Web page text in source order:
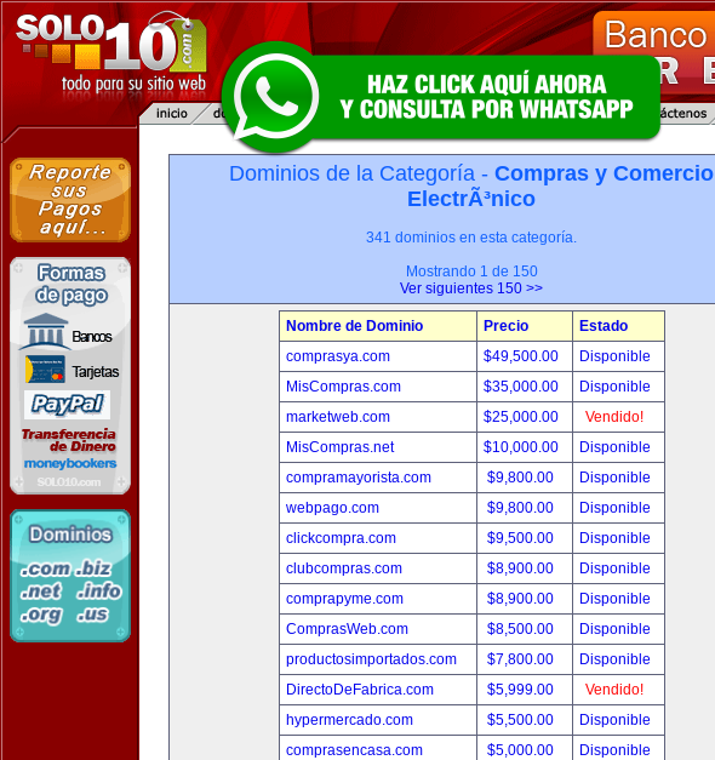
Dominios de la Categoría - Compras y Comercio
ElectrÃ³nico
341 dominios en esta categoría.
Mostrando 1 de 150
Ver siguientes 150 >>
Nombre de Dominio Precio
Estado
comprasya.com
$49,500.00
Disponible
MisCompras.com
$35,000.00
Disponible
marketweb.com
$25,000.00
Vendido!
MisCompras.net
$10,000.00
Disponible
compramayorista.com
$9,800.00
Disponible
webpago.com
$9,800.00
Disponible
clickcompra.com
$9,500.00
Disponible
clubcompras.com
$8,900.00
Disponible
comprapyme.com
$8,900.00
Disponible
ComprasWeb.com
$8,500.00
Disponible
productosimportados.com
$7,800.00
Disponible
DirectoDeFabrica.com
$5,999.00
Vendido!
hypermercado.com
$5,500.00
Disponible
comprasencasa.com
$5,000.00
Disponible